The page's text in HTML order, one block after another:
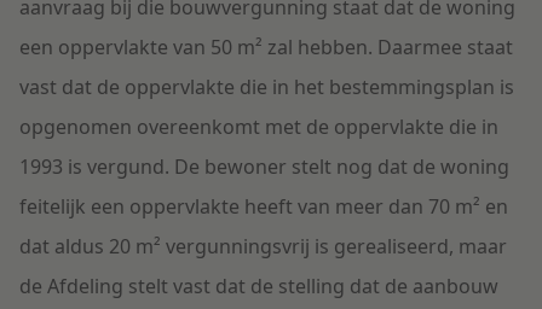
aanvraag bij die bouwvergunning staat dat de woning
een oppervlakte van 50 m² zal hebben. Daarmee staat
vast dat de oppervlakte die in het bestemmingsplan is
opgenomen overeenkomt met de oppervlakte die in
1993 is vergund. De bewoner stelt nog dat de woning
feitelijk een oppervlakte heeft van meer dan 70 m² en
dat aldus 20 m² vergunningsvrij is gerealiseerd, maar
de Afdeling stelt vast dat de stelling dat de aanbouw